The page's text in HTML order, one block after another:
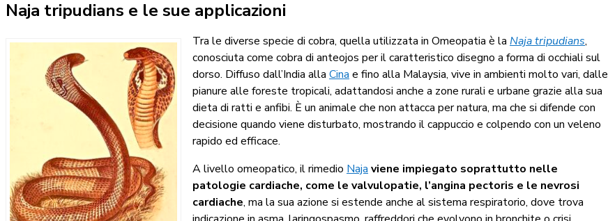
Naja tripudians e le sue applicazioni
Tra le diverse specie di cobra, quella utilizzata in Omeopatia è la Naja tripudians,
conosciuta come cobra di anteojos per il caratteristico disegno a forma di occhiali sul
dorso. Diffuso dall’India alla Cinae fino alla Malaysia, vive in ambienti molto vari, dalle
pianure alle foreste tropicali, adattandosi anche a zone rurali e urbane grazie alla sua
dieta di ratti e anfibi. È un animale che non attacca per natura, ma che si difende con
decisione quando viene disturbato, mostrando il cappuccio e colpendo con un veleno
rapido ed efficace.
A livello omeopatico, il rimedio Najaviene impiegato soprattutto nelle
patologie cardiache, come le valvulopatie, l’angina pectoris e le nevrosi
cardiache, ma la sua azione si estende anche al sistema respiratorio, dove trova